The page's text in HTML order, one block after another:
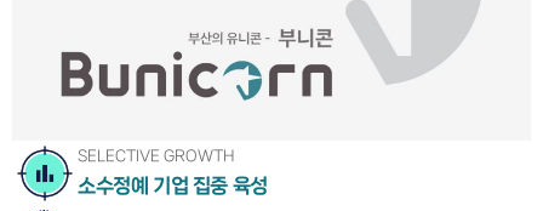
SELECTIVE GROWTH
소수정예 기업 집중 육성